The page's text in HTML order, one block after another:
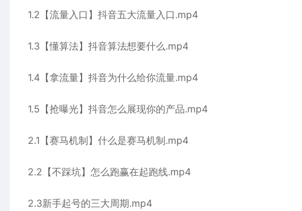
1.2【流量入口】抖音五大流量入口.mp4
1.3【懂算法】抖音算法想要什么.mp4
1.4【拿流量】抖音为什么给你流量.mp4
1.5【抢曝光】抖音怎么展现你的产品.mp4
2.1【赛马机制】什么是赛马机制.mp4
2.2【不踩坑】怎么跑赢在起跑线.mp4
2.3新手起号的三大周期.mp4